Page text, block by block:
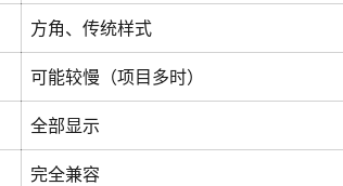
方角、传统样式
可能较慢（项目多时）
全部显示
完全兼容